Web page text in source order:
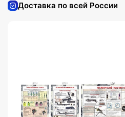
Доставка по всей России